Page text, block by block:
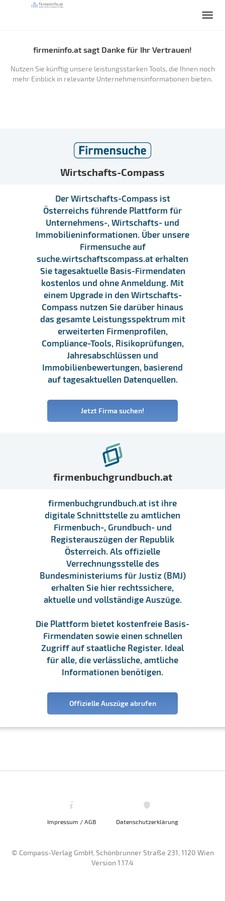
firmeninfo.at sagt Danke für Ihr Vertrauen!
Nutzen Sie künftig unsere leistungsstarken Tools, die Ihnen noch
mehr Einblick in relevante Unternehmensinformationen bieten.
Wirtschafts-Compass
Der Wirtschafts-Compass ist
Österreichs führende Plattform für
Unternehmens-, Wirtschafts- und
Immobilieninformationen. Über unsere
Firmensuche auf
suche.wirtschaftscompass.at erhalten
Sie tagesaktuelle Basis-Firmendaten
kostenlos und ohne Anmeldung. Mit
einem Upgrade in den Wirtschafts-
Compass nutzen Sie darüber hinaus
das gesamte Leistungsspektrum mit
erweiterten Firmenprofilen,
Compliance-Tools, Risikoprüfungen,
Jahresabschlüssen und
Immobilienbewertungen, basierend
auf tagesaktuellen Datenquellen.
Jetzt Firma suchen!
firmenbuchgrundbuch.at
firmenbuchgrundbuch.at ist ihre
digitale Schnittstelle zu amtlichen
Firmenbuch-, Grundbuch- und
Registerauszügen der Republik
Österreich. Als offizielle
Verrechnungsstelle des
Bundesministeriums für Justiz (BMJ)
erhalten Sie hier rechtssichere,
aktuelle und vollständige Auszüge.
Die Plattform bietet kostenfreie Basis-
Firmendaten sowie einen schnellen
Zugriff auf staatliche Register. Ideal
für alle, die verlässliche, amtliche
Informationen benötigen.
Offizielle Auszüge abrufen
Impressum / AGB Datenschutzerklärung
© Compass-Verlag GmbH, Schönbrunner Straße 231, 1120 Wien
Version 1.17.4